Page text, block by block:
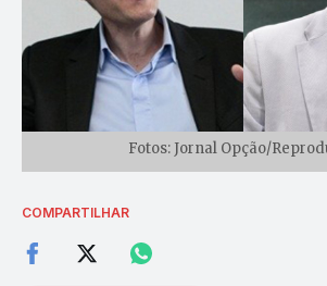
Fotos: Jornal Opção/
COMPARTILHAR